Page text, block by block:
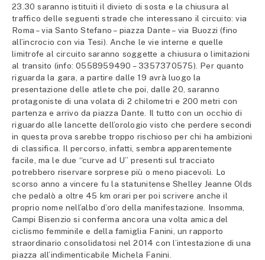
23.30 saranno istituiti il divieto di sosta e la chiusura al
traffico delle seguenti strade che interessano il circuito: via
Roma – via Santo Stefano – piazza Dante – via Buozzi (fino
all’incrocio con via Tesi). Anche le vie interne e quelle
limitrofe al circuito saranno soggette a chiusura o limitazioni
al transito (info: 0558959490 – 3357370575). Per quanto
riguarda la gara, a partire dalle 19 avrà luogo la
presentazione delle atlete che poi, dalle 20, saranno
protagoniste di una volata di 2 chilometri e 200 metri con
partenza e arrivo da piazza Dante. Il tutto con un occhio di
riguardo alle lancette dell’orologio visto che perdere secondi
in questa prova sarebbe troppo rischioso per chi ha ambizioni
di classifica. Il percorso, infatti, sembra apparentemente
facile, ma le due “curve ad U” presenti sul tracciato
potrebbero riservare sorprese più o meno piacevoli. Lo
scorso anno a vincere fu la statunitense Shelley Jeanne Olds
che pedalò a oltre 45 km orari per poi scrivere anche il
proprio nome nell’albo d’oro della manifestazione. Insomma,
Campi Bisenzio si conferma ancora una volta amica del
ciclismo femminile e della famiglia Fanini, un rapporto
straordinario consolidatosi nel 2014 con l’intestazione di una
piazza all’indimenticabile Michela Fanini.